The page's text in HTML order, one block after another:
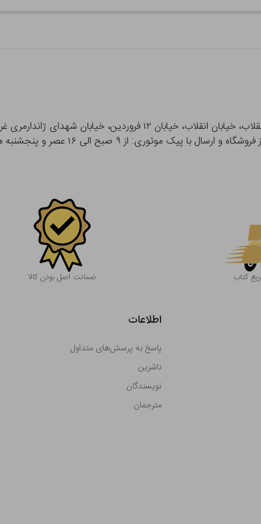
موتوری: از ۹ صبح الی ۱۶ عصر و پنجشنبه ها تا ۱۲
کتاب
بصورت حضوری از آدرس تحویل حضوری سفارش خود را بدون هیچ هزینه ای تحویل بگیرید.
ضمانت اصل بودن کالا
اطلاعات
پاسخ به پرسش‌های متداول
ناشرین
نویسندگان
مترجمان